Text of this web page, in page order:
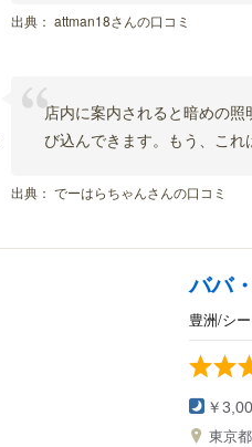
出典： attman18さんの口コミ
店内に案内されると暗めの
び込んできます。もう、こ
出典： でーはらちゃんさんの口コミ
ババ
豊洲/シ
￥
東京都